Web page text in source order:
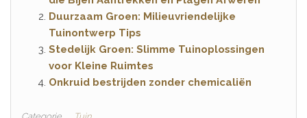
Duurzaam Groen: Milieuvriendelijke
Tuinontwerp Tips
Stedelijk Groen: Slimme Tuinoplossingen
voor Kleine Ruimtes
Onkruid bestrijden zonder chemicaliën